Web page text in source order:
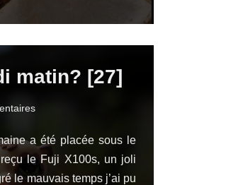
matin? [27]
a été placée sous le
le Fuji X100s, un joli
le mauvais temps j’ai pu